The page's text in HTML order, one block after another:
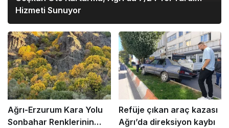
Hizmeti Sunuyor
Ağrı-Erzurum Kara Yolu
Sonbahar Renklerinin
Refüje çıkan araç kazası
Ağrı’da direksiyon kaybı